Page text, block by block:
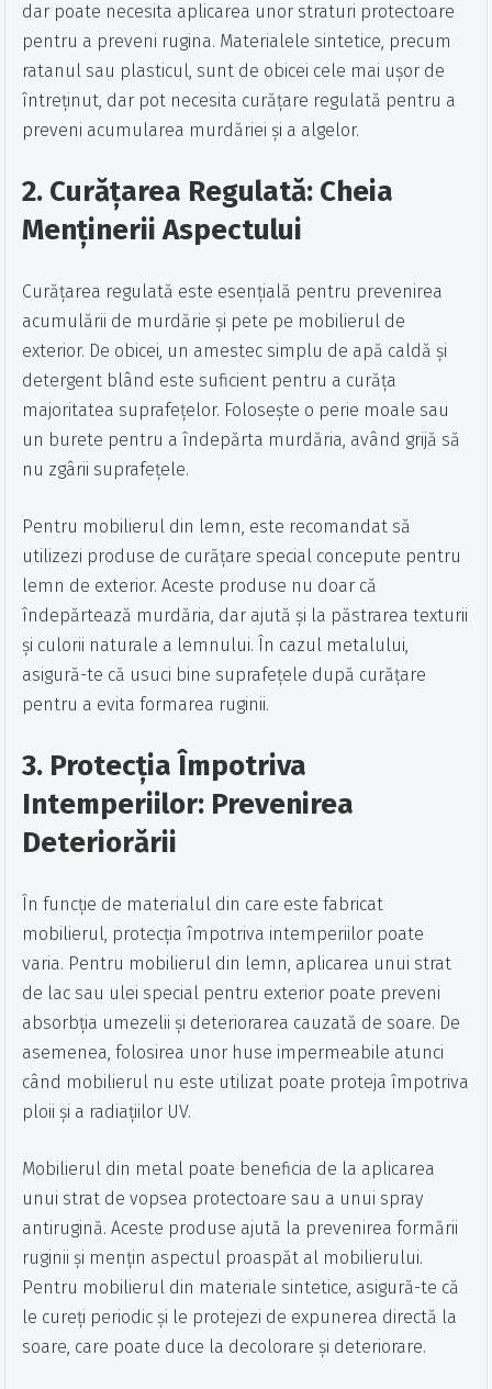
dar poate necesita aplicarea unor straturi protectoare
pentru a preveni rugina. Materialele sintetice, precum
ratanul sau plasticul, sunt de obicei cele mai ușor de
întreținut, dar pot necesita curățare regulată pentru a
preveni acumularea murdăriei și a algelor.
2. Curățarea Regulată: Cheia
Menținerii Aspectului
Curățarea regulată este esențială pentru prevenirea
acumulării de murdărie și pete pe mobilierul de
exterior. De obicei, un amestec simplu de apă caldă și
detergent blând este suficient pentru a curăța
majoritatea suprafețelor. Folosește o perie moale sau
un burete pentru a îndepărta murdăria, având grijă să
nu zgârii suprafețele.
Pentru mobilierul din lemn, este recomandat să
utilizezi produse de curățare special concepute pentru
lemn de exterior. Aceste produse nu doar că
îndepărtează murdăria, dar ajută și la păstrarea texturii
și culorii naturale a lemnului. În cazul metalului,
asigură-te că usuci bine suprafețele după curățare
pentru a evita formarea ruginii.
3. Protecția Împotriva
Intemperiilor: Prevenirea
Deteriorării
În funcție de materialul din care este fabricat
mobilierul, protecția împotriva intemperiilor poate
varia. Pentru mobilierul din lemn, aplicarea unui strat
de lac sau ulei special pentru exterior poate preveni
absorbția umezelii și deteriorarea cauzată de soare. De
asemenea, folosirea unor huse impermeabile atunci
când mobilierul nu este utilizat poate proteja împotriva
ploii și a radiațiilor UV.
Mobilierul din metal poate beneficia de la aplicarea
unui strat de vopsea protectoare sau a unui spray
antirugină. Aceste produse ajută la prevenirea formării
ruginii și mențin aspectul proaspăt al mobilierului.
Pentru mobilierul din materiale sintetice, asigură-te că
le cureți periodic și le protejezi de expunerea directă la
soare, care poate duce la decolorare și deteriorare.